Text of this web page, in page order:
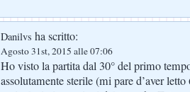
Danilvs ha scritto:
Agosto 31st, 2015 alle 07:06
Ho visto la partita dal 30° del primo
assolutamente sterile (mi pare d’aver